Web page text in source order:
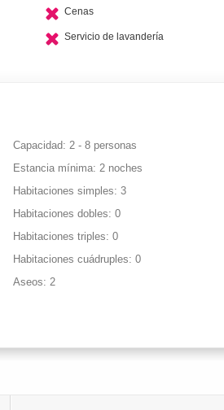
Cenas
Servicio de lavandería
Capacidad
2 - 8 personas
Estancia mínima 2 noches
Habitaciones simples
3
Habitaciones dobles
0
Habitaciones triples
0
Habitaciones cuádruples
0
Aseos
2